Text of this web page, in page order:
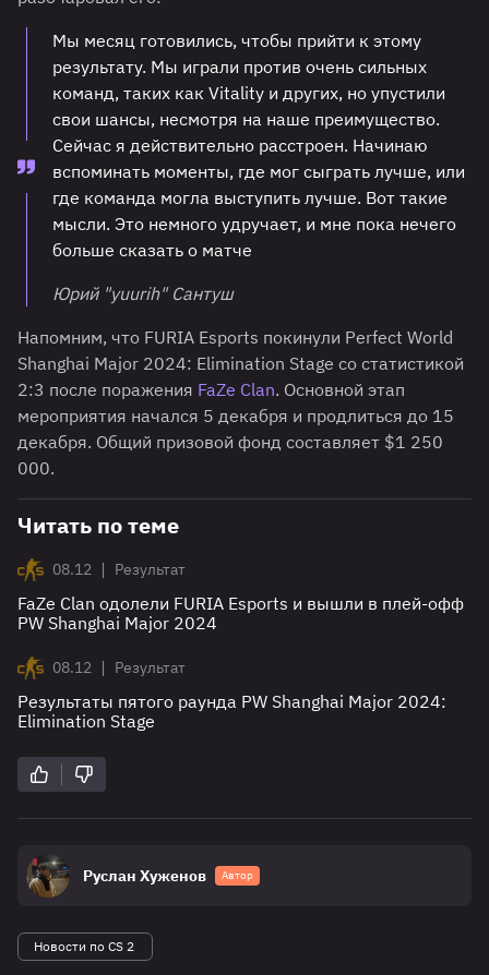
Мы месяц готовились, чтобы прийти к этому
результату. Мы играли против очень сильных
команд, таких как Vitality и других, но упустили
свои шансы, несмотря на наше преимущество.
Сейчас я действительно расстроен. Начинаю
вспоминать моменты, где мог сыграть лучше, или
где команда могла выступить лучше. Вот такие
мысли. Это немного удручает, и мне пока нечего
больше сказать о матче
Юрий "yuurih" Сантуш
Напомним, что FURIA Esports покинули Perfect World
Shanghai Major 2024: Elimination Stage со статистикой
2:3 после поражения FaZe Clan. Основной этап
мероприятия начался 5 декабря и продлиться до 15
декабря. Общий призовой фонд составляет $1 250
000.
Читать по теме
08.12 | Результат
FaZe Clan одолели FURIA Esports и вышли в плей-офф
PW Shanghai Major 2024
08.12 | Результат
Результаты пятого раунда PW Shanghai Major 2024:
Elimination Stage
Руслан Хуженов Автор
Новости по CS 2